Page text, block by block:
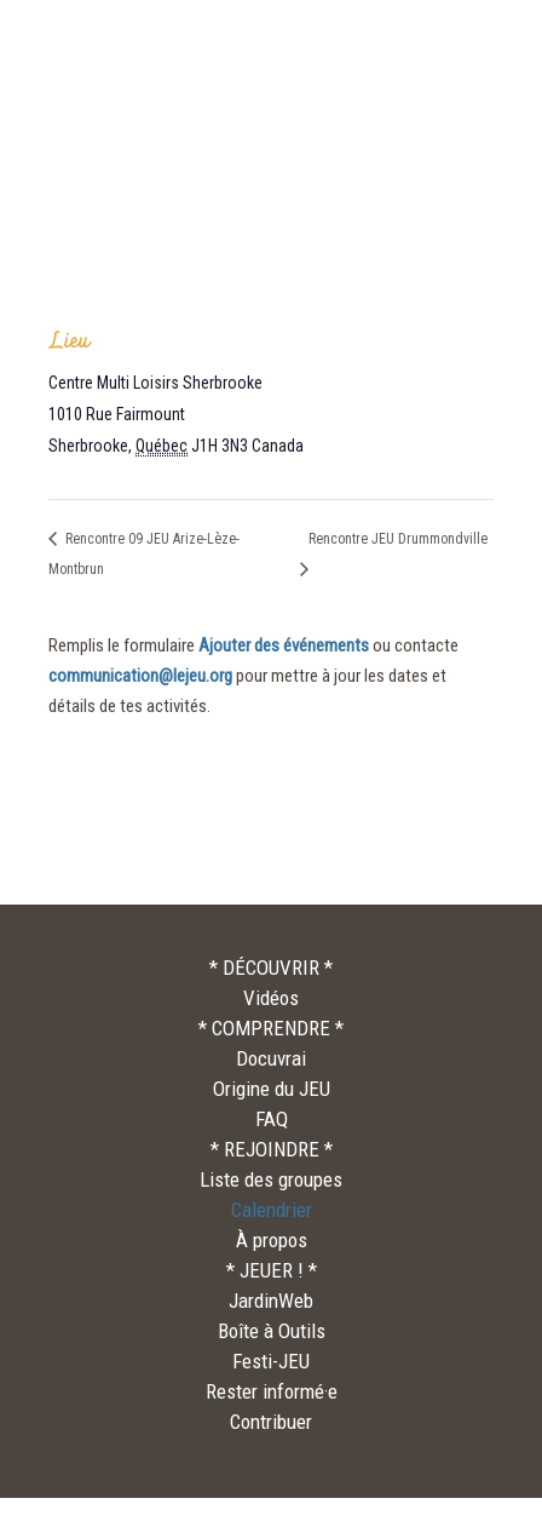
Lieu
Centre Multi Loisirs Sherbrooke
1010 Rue Fairmount
Sherbrooke, QuébecJ1H 3N3 Canada
Rencontre 09 JEU Arize-Lèze-
Montbrun
Rencontre JEU Drummondville
Remplis le formulaire Ajouter des événementsou contacte
communication@lejeu.orgpour mettre à jour les dates et
détails de tes activités.
* DÉCOUVRIR *
Vidéos
* COMPRENDRE *
Docuvrai
Origine du JEU
FAQ
* REJOINDRE *
Liste des groupes
Calendrier
À propos
* JEUER ! *
JardinWeb
Boîte à Outils
Festi-JEU
Rester informé·e
Contribuer